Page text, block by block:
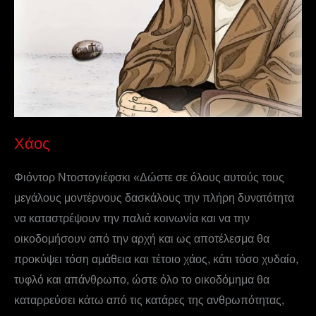
Χάος
Φιόντορ Ντοστογιέφσκι «Δώστε σε όλους αυτούς τους
μεγάλους μοντέρνους δασκάλους την πλήρη δυνατότητα
να καταστρέψουν την παλιά κοινωνία και να την
οικοδομήσουν από την αρχή και ως αποτέλεσμα θα
προκύψει τόση αμάθεια και τέτοιο χάος, κάτι τόσο χυδαίο,
τυφλό και απάνθρωπο, ώστε όλο το οικοδόμημα θα
καταρρεύσει κάτω από τις κατάρες της ανθρωπότητας,